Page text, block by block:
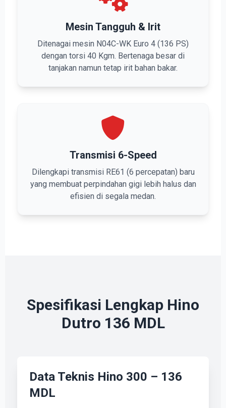
Mesin Tangguh & Irit
Ditenagai mesin N04C-WK Euro 4 (136 PS)
dengan torsi 40 Kgm. Bertenaga besar di
tanjakan namun tetap irit bahan bakar.
Transmisi 6-Speed
Dilengkapi transmisi RE61 (6 percepatan) baru
yang membuat perpindahan gigi lebih halus dan
efisien di segala medan.
Spesifikasi Lengkap Hino
Dutro 136 MDL
Data Teknis Hino 300 – 136
MDL